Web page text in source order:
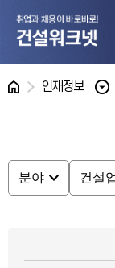
홈 인재정보
분야
분야
건
건설